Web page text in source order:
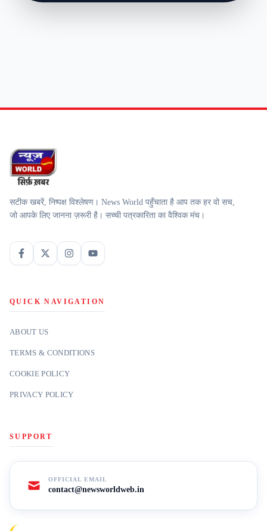
सटीक खबरें, निष्पक्ष विश्लेषण। News World पहुँचाता है आप तक हर वो सच,
जो आपके लिए जानना ज़रूरी है। सच्ची पत्रकारिता का वैश्विक मंच।
QUICK NAVIGATION
ABOUT US
TERMS & CONDITIONS
COOKIE POLICY
PRIVACY POLICY
SUPPORT
OFFICIAL EMAIL
contact@newsworldweb.in